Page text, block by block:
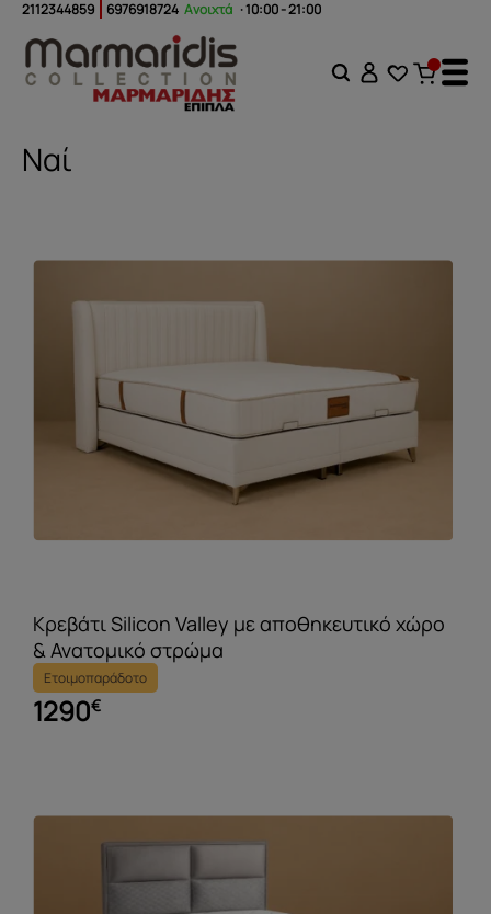
2112344859 6976918724 Ανοιχτά · 10:00 - 21:00
Ναί
Κρεβάτι Silicon Valley με αποθηκευτικό χώρο
& Ανατομικό στρώμα
Ετοιμοπαράδοτο
1290€